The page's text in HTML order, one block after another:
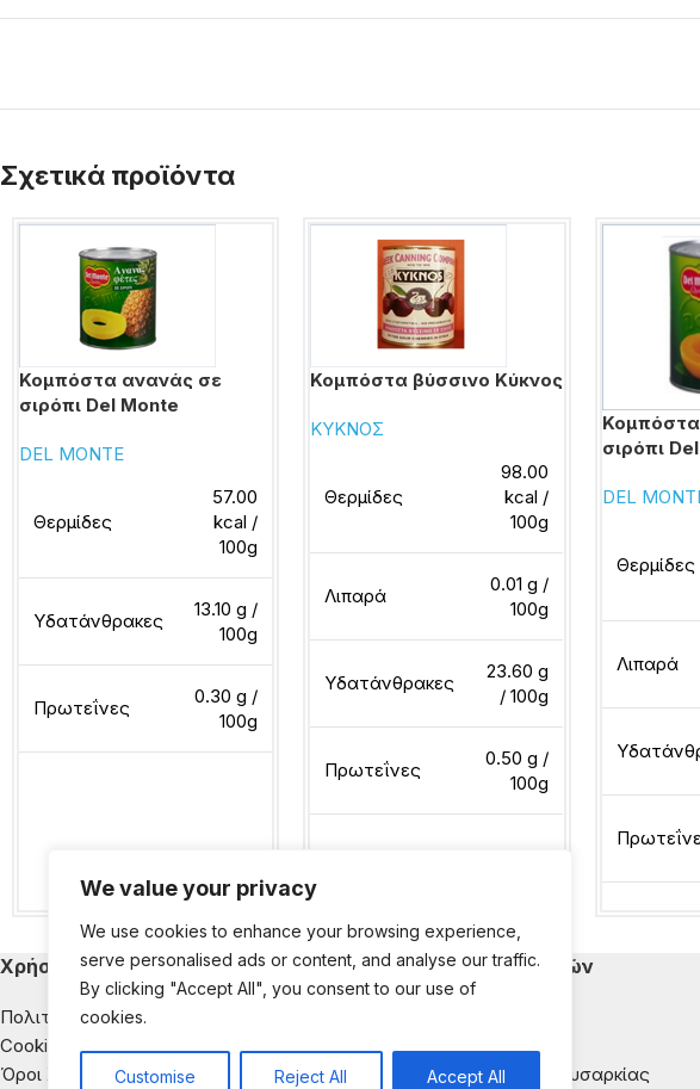
We value your privacy
We use cookies to enhance your browsing experience,
serve personalised ads or content, and analyse our traffic.
By clicking "Accept All", you consent to our use of
cookies.
Customise Reject All Accept All
Σχετικά προϊόντα
Κομπόστα ανανάς σε
σιρόπι Del Monte
DEL MONTE
Θερμίδες
57.00
kcal /
100g
Υδατάνθρακες
13.10 g /
100g
Πρωτεΐνες
0.30 g /
100g
Κομπόστα βύσσινο Κύκνος
ΚΥΚΝΟΣ
Θερμίδες
98.00
kcal /
100g
Λιπαρά
0.01 g /
100g
Υδατάνθρακες
23.60 g
/ 100g
Πρωτεΐνες
0.50 g /
100g
σιρόπι
DEL
Θερμίδες
Λιπαρά
Χρήσιμα
Πολιτική Απορρήτου
Cookies
Όροι Χρήσης
Κατηγορίες Εκπομπών
Διατροφή & Νοσήματα
Αντιμετώπιση της Παχυσαρκίας